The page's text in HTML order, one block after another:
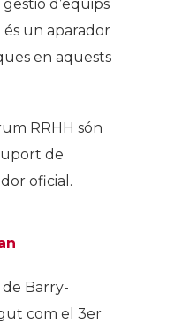
d’equips
un aparador
en aquests
RRHH són
de
oficial.
de Barry-
com el 3er